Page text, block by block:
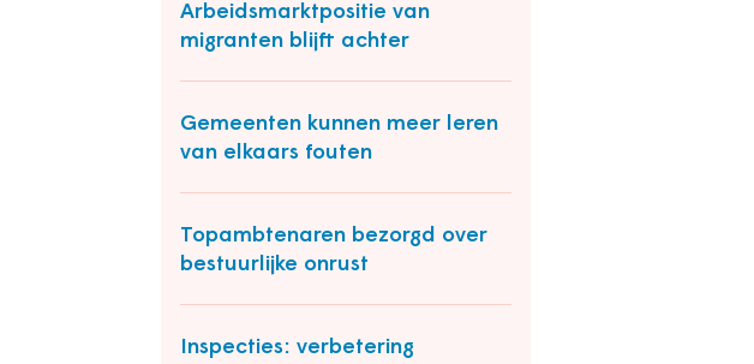
Arbeidsmarktpositie van
migranten blijft achter
Gemeenten kunnen meer leren
van elkaars fouten
Topambtenaren bezorgd over
bestuurlijke onrust
Inspecties: verbetering